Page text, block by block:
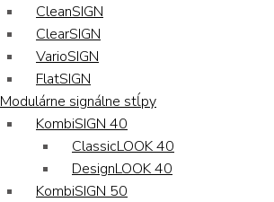
CleanSIGN
ClearSIGN
VarioSIGN
FlatSIGN
Modulárne signálne stĺpy
KombiSIGN 40
ClassicLOOK 40
DesignLOOK 40
KombiSIGN 50